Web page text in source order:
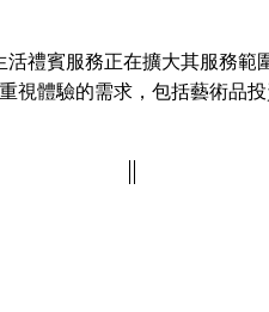
活禮賓服務正在擴大其服務範
視體驗的需求，包括藝術品投